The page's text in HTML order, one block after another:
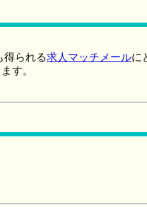
られる求人マッチメールに
す。